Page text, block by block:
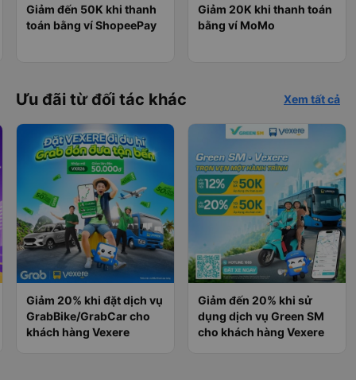
Giảm đến 50K khi thanh
toán bằng ví ShopeePay
Giảm 20K khi thanh toán
bằng ví MoMo
Ưu đãi từ đối tác khác Xem tất cả
Giảm 20% khi đặt dịch vụ
GrabBike/GrabCar cho
khách hàng Vexere
Giảm đến 20% khi sử
dụng dịch vụ Green SM
cho khách hàng Vexere